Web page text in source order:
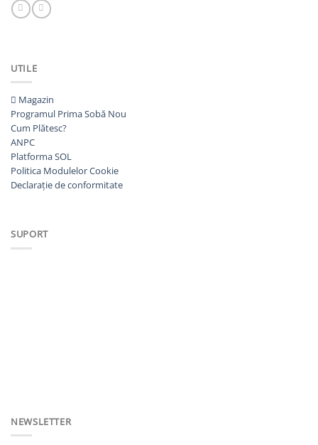
UTILE
Magazin
Programul Prima Sobă
Cum Plătesc?
ANPC
Platforma SOL
Politica Modulelor Cookie
Declarație de conformitate
SUPORT
NEWSLETTER